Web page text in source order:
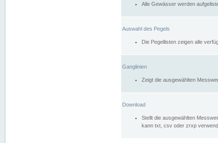
Alle Gewässer werden
Auswahl des Pegels
Die Pegellisten zeigen alle
Ganglinien
Zeigt die ausgewählten
Download
Stellt die ausgewählten
kann txt, csv oder zrxp